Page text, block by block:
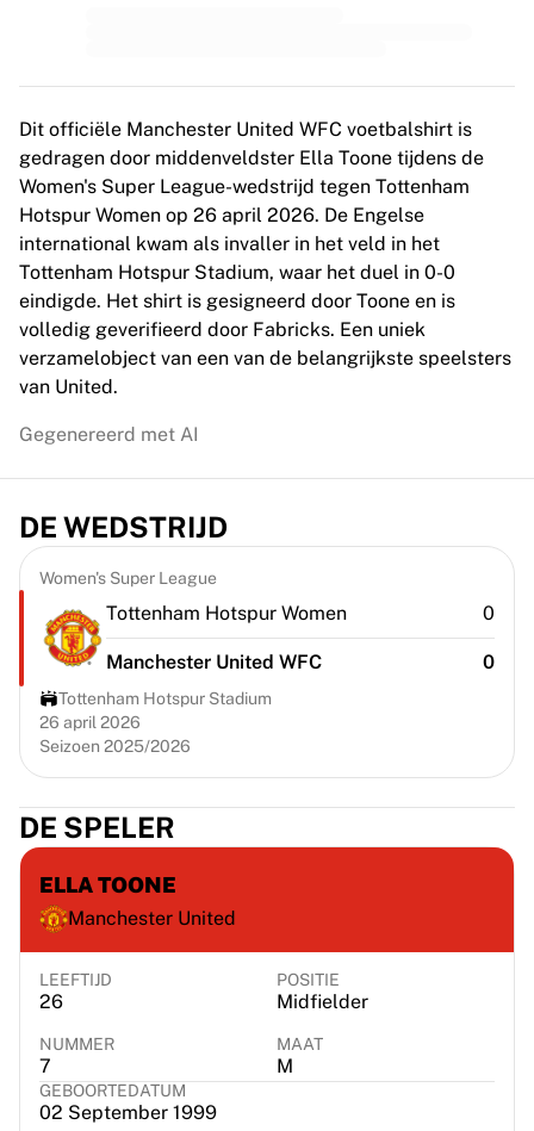
Vrouwenvoetbal in Canada
NWSL
OL Lyonnes
Paris Saint-Germain Feminines
Arsenal WFC
Bekijk per land
Basketbal
Highlights
Charlotte Hornets
Chicago Bulls
LA Clippers
Virtus Bologna
Charlotte Hornets
Chicago Bulls
Portland Trail Blazers
LA Clippers
Bekijk alles over de NBA
Top Europese teams
Beşiktaş Gain
Fenerbahçe Basketbal
Slovenië
Virtus Bologna
Guerri Napoli
Andere sporten
Wielrennen
Team Visma | Lease a bike
Soudal Quick Step
Netcompany INEOS
EF Education
Team Jayco AlUla
Bekijk alles over wielrennen
Rugby
France Rugby
Gloucester Rugby
Dit officiële Manchester United WFC voetbalshirt is
gedragen door middenveldster Ella Toone tijdens de
Women's Super League-wedstrijd tegen Tottenham
Hotspur Women op 26 april 2026. De Engelse
international kwam als invaller in het veld in het
Tottenham Hotspur Stadium, waar het duel in 0-0
eindigde. Het shirt is gesigneerd door Toone en is
volledig geverifieerd door Fabricks. Een uniek
verzamelobject van een van de belangrijkste speelsters
van United.
Gegenereerd met AI
DE WEDSTRIJD
Women's Super League
Tottenham Hotspur Women 0
Manchester United WFC 0
Tottenham Hotspur Stadium
26 april 2026
Seizoen 2025/2026
DE SPELER
ELLA TOONE
Manchester United
LEEFTIJD
26
POSITIE
Midfielder
NUMMER
7
MAAT
M
GEBOORTEDATUM
02 September 1999